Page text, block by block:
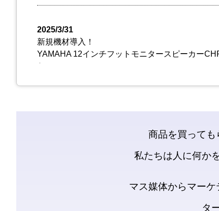
商品を買って
私たちは人に何か
マス媒体からマー
タ